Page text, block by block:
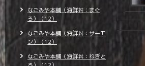
なごみや本舗（海鮮丼：まぐ
ろ）（12）
なごみや本舗（海鮮丼：サーモ
ン）（12）
なごみや本舗（海鮮丼：ねぎと